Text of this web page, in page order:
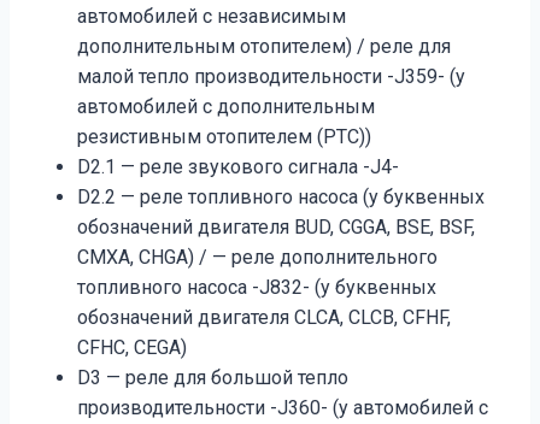
автомобилей с независимым
дополнительным отопителем) / реле для
малой тепло производительности -J359- (у
автомобилей с дополнительным
резистивным отопителем (РТС))
D2.1 — реле звукового сигнала -J4-
D2.2 — реле топливного насоса (у буквенных
обозначений двигателя BUD, CGGA, BSE, BSF,
CMXA, CHGA) / — реле дополнительного
топливного насоса -J832- (у буквенных
обозначений двигателя CLCA, CLCB, CFHF,
CFHC, CEGA)
D3 — реле для большой тепло
производительности -J360- (у автомобилей с